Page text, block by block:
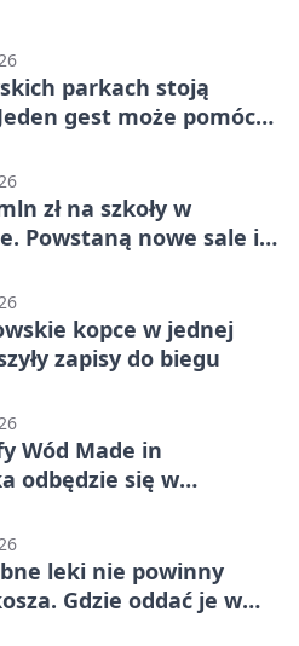
parkach stoją
gest może pomóc
zł na szkoły w
Powstaną nowe sale i
kopce w jednej
zapisy do biegu
Wód Made in
odbędzie się w
leki nie powinny
Gdzie oddać je w